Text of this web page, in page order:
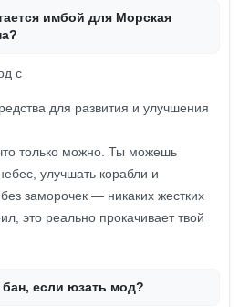
имбой для Морская
с
для развития и улучшения
только можно. Ты можешь
улучшать корабли и
заморочек — никаких жестких
это реально прокачивает твой
если юзать мод?